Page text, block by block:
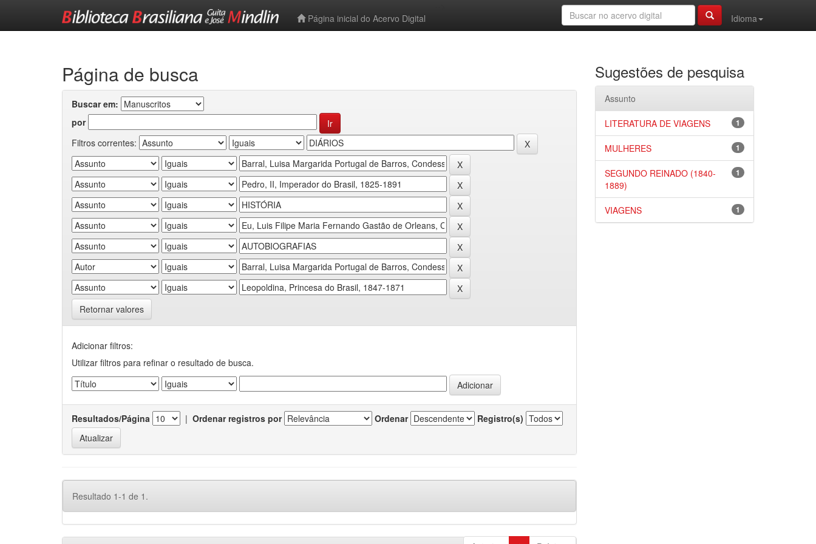
Página inicial do Acervo Digital
Idioma
Página de busca
Buscar em:
por
Filtros correntes:
Retornar valores
Adicionar filtros:
Utilizar filtros para refinar o resultado de busca.
Resultados/Página | Ordenar registros por Ordenar Registro(s)
Resultado 1-1 de 1.
Sugestões de pesquisa
Assunto
1
LITERATURA DE VIAGENS
1
MULHERES
1
SEGUNDO REINADO (1840-
1889)
1
VIAGENS